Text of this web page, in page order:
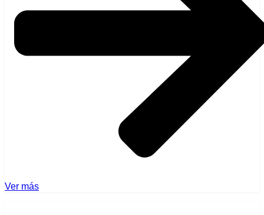
Ver más